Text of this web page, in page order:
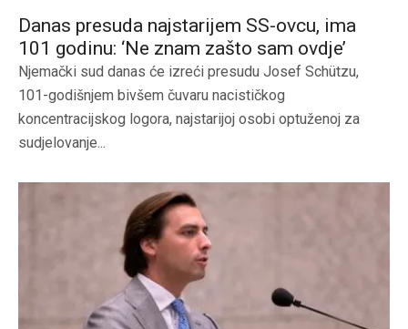
Danas presuda najstarijem SS-ovcu, ima
101 godinu: ‘Ne znam zašto sam ovdje’
Njemački sud danas će izreći presudu Josef Schützu,
101-godišnjem bivšem čuvaru nacističkog
koncentracijskog logora, najstarijoj osobi optuženoj za
sudjelovanje...